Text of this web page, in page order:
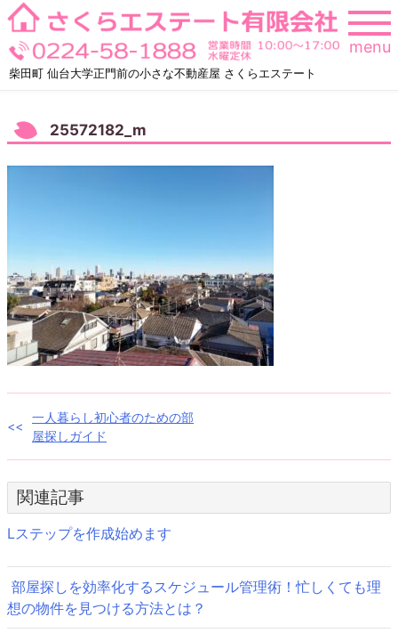
Skip
to
content
柴田町 仙台大学正門前の小さな不動産屋 さくらエステート
menu
25572182_m
投
稿
ナ
ビ
ー
シ
一人暮らし初心者のための部
屋探しガイド
関連記事
Lステップを作成始めます
部屋探しを効率化するスケジュール管理術！忙しくても理
想の物件を見つける方法とは？